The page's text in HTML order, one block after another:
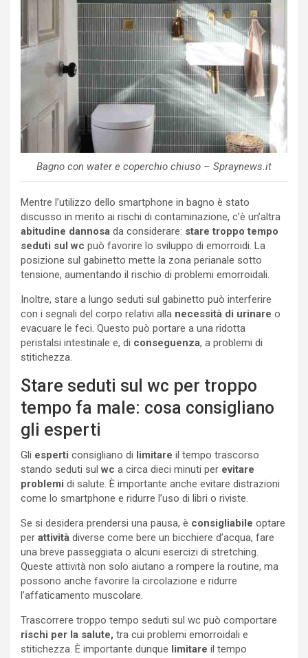
Bagno con water e coperchio chiuso – Spraynews.it
Mentre l’utilizzo dello smartphone in bagno è stato
discusso in merito ai rischi di contaminazione, c’è un’altra
abitudine dannosa da considerare: stare troppo tempo
seduti sul wc può favorire lo sviluppo di emorroidi. La
posizione sul gabinetto mette la zona perianale sotto
tensione, aumentando il rischio di problemi emorroidali.
Inoltre, stare a lungo seduti sul gabinetto può interferire
con i segnali del corpo relativi alla necessità di urinare o
evacuare le feci. Questo può portare a una ridotta
peristalsi intestinale e, di conseguenza, a problemi di
stitichezza.
Stare seduti sul wc per troppo
tempo fa male: cosa consigliano
gli esperti
Gli esperti consigliano di limitare il tempo trascorso
stando seduti sulwc a circa dieci minuti per evitare
problemi di salute. È importante anche evitare distrazioni
come lo smartphone e ridurre l’uso di libri o riviste.
Se si desidera prendersi una pausa, è consigliabile optare
per attività diverse come bere un bicchiere d’acqua, fare
una breve passeggiata o alcuni esercizi di stretching.
Queste attività non solo aiutano a rompere la routine, ma
possono anche favorire la circolazione e ridurre
l’affaticamento muscolare.
Trascorrere troppo tempo seduti sul wc può comportare
rischi per la salute, tra cui problemi emorroidali e
stitichezza. È importante dunque limitare il tempo